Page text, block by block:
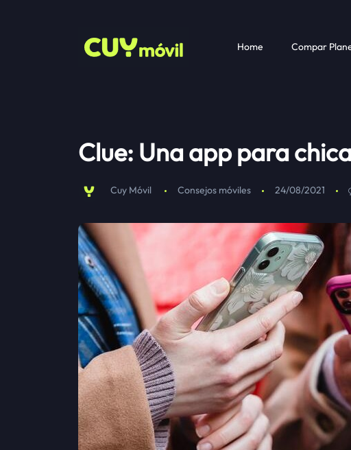
Home Compar
Clue: Una app para
Cuy Móvil Consejos móviles 24/08/2021